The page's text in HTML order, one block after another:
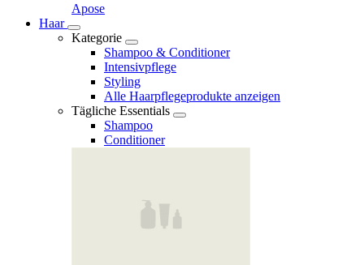
Apose
Haar
Kategorie
Shampoo & Conditioner
Intensivpflege
Styling
Alle Haarpflegeprodukte anzeigen
Tägliche Essentials
Shampoo
Conditioner